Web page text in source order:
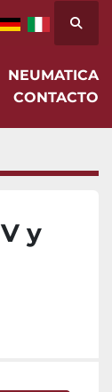
NEUMATICA
CONTACTO
y